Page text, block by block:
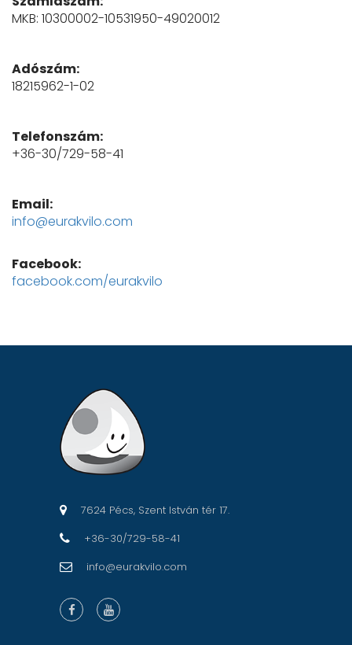
MKB: 10300002-10531950-49020012
Adószám:
18215962-1-02
Telefonszám:
+36-30/729-58-41
Email:
info@eurakvilo.com
Facebook:
facebook.com/eurakvilo
7624 Pécs, Szent István tér 17.
+36-30/729-58-41
info@eurakvilo.com